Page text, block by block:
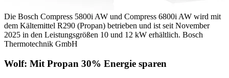
Die Bosch Compress 5800i AW und Compress 6800i AW wird mit
dem Kältemittel R290 (Propan) betrieben und ist seit November
2025 in den Leistungsgrößen 10 und 12 kW erhältlich. Bosch
Thermotechnik GmbH
Wolf: Mit Propan 30% Energie sparen